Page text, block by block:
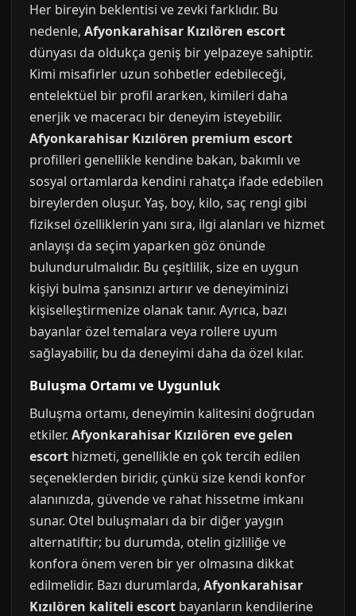
Her bireyin beklentisi ve zevki farklıdır. Bu
nedenle, Afyonkarahisar Kızılören escort
dünyası da oldukça geniş bir yelpazeye sahiptir.
Kimi misafirler uzun sohbetler edebileceği,
entelektüel bir profil ararken, kimileri daha
enerjik ve maceracı bir deneyim isteyebilir.
Afyonkarahisar Kızılören premium escort
profilleri genellikle kendine bakan, bakımlı ve
sosyal ortamlarda kendini rahatça ifade edebilen
bireylerden oluşur. Yaş, boy, kilo, saç rengi gibi
fiziksel özelliklerin yanı sıra, ilgi alanları ve hizmet
anlayışı da seçim yaparken göz önünde
bulundurulmalıdır. Bu çeşitlilik, size en uygun
kişiyi bulma şansınızı artırır ve deneyiminizi
kişiselleştirmenize olanak tanır. Ayrıca, bazı
bayanlar özel temalara veya rollere uyum
sağlayabilir, bu da deneyimi daha da özel kılar.
Buluşma Ortamı ve Uygunluk
Buluşma ortamı, deneyimin kalitesini doğrudan
etkiler. Afyonkarahisar Kızılören eve gelen
escort hizmeti, genellikle en çok tercih edilen
seçeneklerden biridir, çünkü size kendi konfor
alanınızda, güvende ve rahat hissetme imkanı
sunar. Otel buluşmaları da bir diğer yaygın
alternatiftir; bu durumda, otelin gizliliğe ve
konfora önem veren bir yer olmasına dikkat
edilmelidir. Bazı durumlarda, Afyonkarahisar
Kızılören kaliteli escort bayanların kendilerine